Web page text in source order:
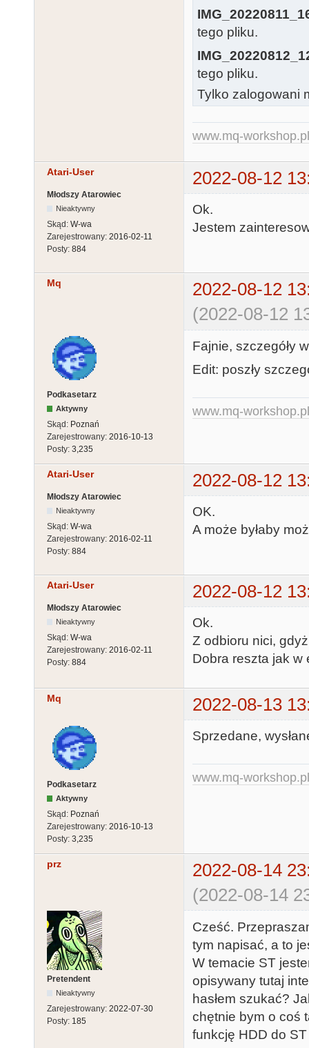
tego pliku.
tego pliku.
Tylko zalogowani
www.mq-workshop.pl
Atari-User 2022-08-12
Młodszy Atarowiec
Nieaktywny
Skąd: W-wa
Zarejestrowany: 2016-02-11
Posty: 884
Ok.
Jestem
Mq
2022-08-12
(2022-08-12
Podkasetarz
Aktywny
Skąd: Poznań
Zarejestrowany: 2016-10-13
Posty: 3,235
Fajnie, szczegóły
Edit: poszły
www.mq-workshop.pl
Atari-User 2022-08-12
Młodszy Atarowiec
Nieaktywny
Skąd: W-wa
Zarejestrowany: 2016-02-11
Posty: 884
OK.
A może byłaby
Atari-User 2022-08-12
Młodszy Atarowiec
Nieaktywny
Skąd: W-wa
Zarejestrowany: 2016-02-11
Posty: 884
Ok.
Z odbioru nici,
Dobra reszta jak w
Mq 2022-08-13
Podkasetarz
Aktywny
Skąd: Poznań
Zarejestrowany: 2016-10-13
Posty: 3,235
Sprzedane,
www.mq-workshop.pl
prz
2022-08-14
(2022-08-14
Pretendent
Nieaktywny
Zarejestrowany: 2022-07-30
Posty: 185
Cześć.
tym napisać, a to
W temacie ST
opisywany tutaj
hasłem szukać?
chętnie bym o coś
funkcję HDD do